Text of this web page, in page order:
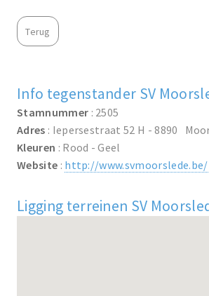
Terug
Info tegenstander SV
Stamnummer : 2505
Adres : Iepersestraat 52 H - 8890
Kleuren : Rood - Geel
Website : http://www.svmoorslede.be/
Ligging terreinen SV